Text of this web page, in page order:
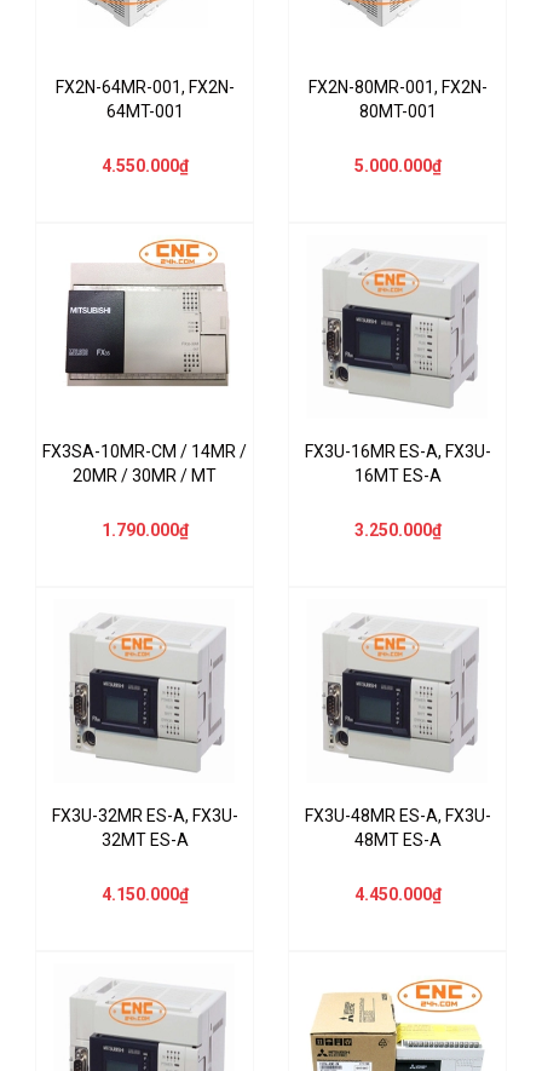
FX2N-64MR-001, FX2N-
64MT-001
4.550.000₫
FX2N-80MR-001, FX2N-
80MT-001
5.000.000₫
FX3SA-10MR-CM / 14MR /
20MR / 30MR / MT
1.790.000₫
FX3U-16MR ES-A, FX3U-
16MT ES-A
3.250.000₫
FX3U-32MR ES-A, FX3U-
32MT ES-A
4.150.000₫
FX3U-48MR ES-A, FX3U-
48MT ES-A
4.450.000₫